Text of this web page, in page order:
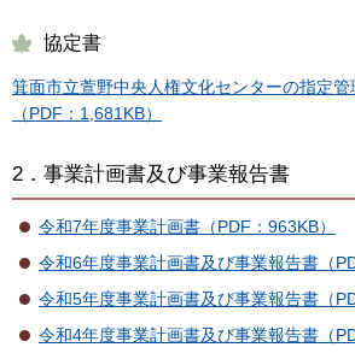
協定書
箕面市立萱野中央人権文化センターの指定
（PDF：1,681KB）
2．事業計画書及び事業報告書
令和7年度事業計画書（PDF：963KB）
令和6年度事業計画書及び事業報告書（
令和5年度事業計画書及び事業報告書（
令和4年度事業計画書及び事業報告書（